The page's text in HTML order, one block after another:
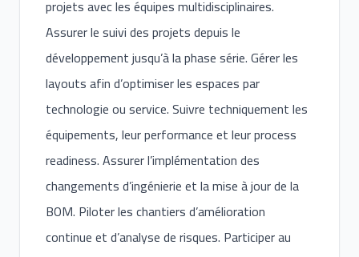
projets avec les équipes multidisciplinaires.
Assurer le suivi des projets depuis le
développement jusqu’à la phase série. Gérer les
layouts afin d’optimiser les espaces par
technologie ou service. Suivre techniquement les
équipements, leur performance et leur process
readiness. Assurer l’implémentation des
changements d’ingénierie et la mise à jour de la
BOM. Piloter les chantiers d’amélioration
continue et d’analyse de risques. Participer au